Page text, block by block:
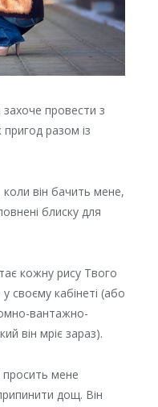
провести з
пригод разом із
коли він бачить мене,
блиску для
кожну рису Твого
своєму кабінеті (або
вантажно-
він мріє зараз).
мене
дощ. Він